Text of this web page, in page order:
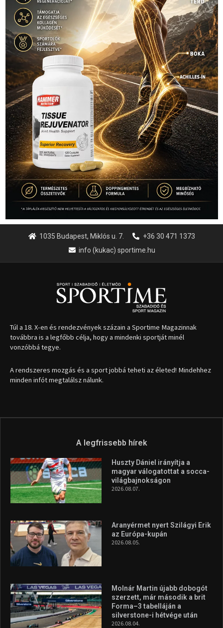
1035 Budapest, Miklós u. 7.
+36 30 471 1373
info (kukac) sportime.hu
Túl a 18. X-en és rendezvények százain a Sportime Magazinnak
továbbra is a legfőbb célja, hogy a mindenki sportját minél
vonzóbbá tegye.
A rendszeres mozgás és a sport jobbá teheti az életed! Mindehhez
minden infót megtalálsz nálunk.
A legfrissebb hírek
Huszty Dániel irányítja a
magyar válogatottat a socca-
világbajnokságon
2026.08.07.
Aranyérmet nyert Szilágyi Erik
az Európa-kupán
2026.08.05.
Molnár Martin újabb dobogót
szerzett, már második a brit
Forma–3 tabelláján a
silverstone-i hétvége után
2026.08.04.